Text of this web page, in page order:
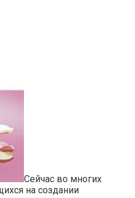
Сейчас во многих
на создании